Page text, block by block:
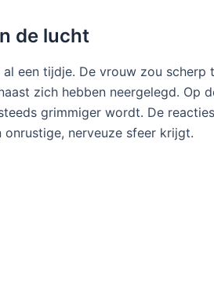
de lucht
een tijdje. De vrouw zou scherp
zich hebben neergelegd. Op
grimmiger wordt. De
nerveuze sfeer krijgt.